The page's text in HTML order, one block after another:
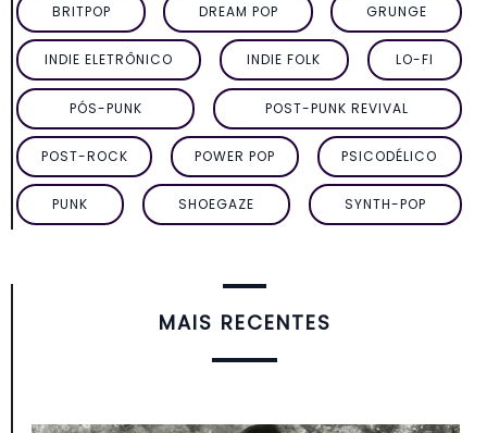
BRITPOP DREAM POP GRUNGE
INDIE ELETRÔNICO INDIE FOLK LO-FI
PÓS-PUNK POST-PUNK REVIVAL
POST-ROCK POWER POP PSICODÉLICO
PUNK SHOEGAZE SYNTH-POP
MAIS RECENTES